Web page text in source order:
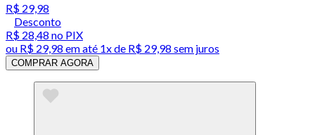
R$ 29,98
Desconto
R$ 28,48 no PIX
ou R$ 29,98 em até 1x de R$ 29,98 sem juros
COMPRAR AGORA